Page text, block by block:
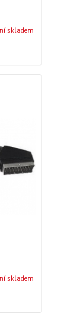
skladem
skladem